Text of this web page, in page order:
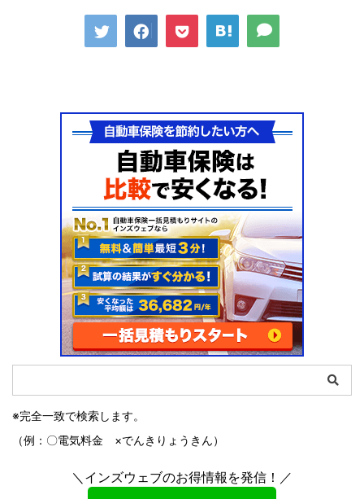
※完全一致で検索します。
（例：〇電気料金 ×でんきりょうきん）
＼インズウェブのお得情報を発信！／